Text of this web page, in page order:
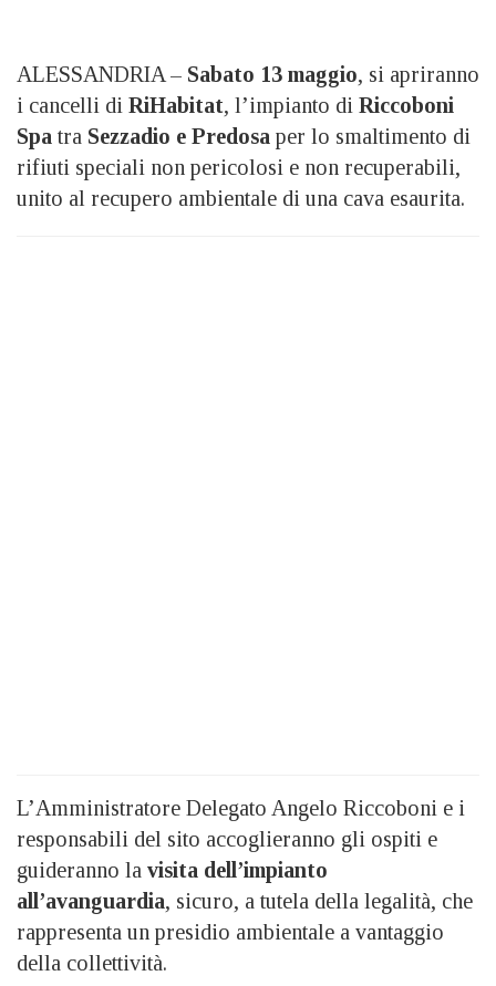
ALESSANDRIA – Sabato 13 maggio, si apriranno
i cancelli di RiHabitat, l’impianto di Riccoboni
Spa tra Sezzadio e Predosa per lo smaltimento di
rifiuti speciali non pericolosi e non recuperabili,
unito al recupero ambientale di una cava esaurita.
L’Amministratore Delegato Angelo Riccoboni e i
responsabili del sito accoglieranno gli ospiti e
guideranno la visita dell’impianto
all’avanguardia, sicuro, a tutela della legalità, che
rappresenta un presidio ambientale a vantaggio
della collettività.